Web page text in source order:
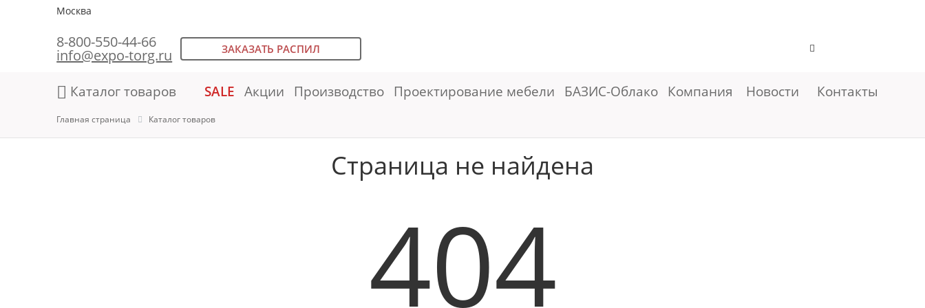
Москва
8-800-550-44-66
info@expo-torg.ru ЗАКАЗАТЬ РАСПИЛ
Каталог товаров SALE Акции Производство Проектирование мебели БАЗИС-Облако Компания Новости Контакты
Главная страница Каталог товаров
Страница не найдена
404